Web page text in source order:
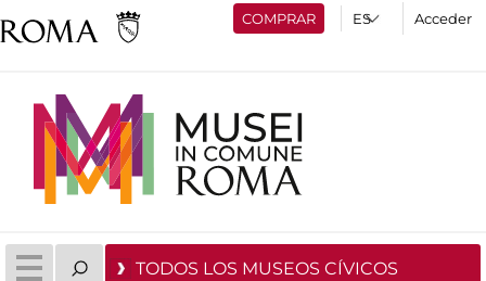
COMPRAR Acceder
TODOS LOS MUSEOS CÍVICOS